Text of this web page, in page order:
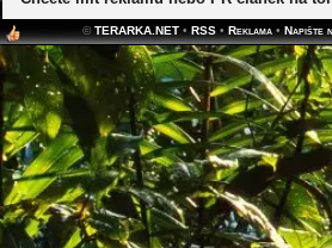
©TERARKA.NET • RSS • Reklama • Napište